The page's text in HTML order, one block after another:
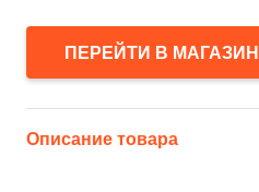
ПЕРЕЙТИ В МАГАЗИН
Описание товара